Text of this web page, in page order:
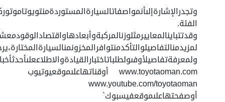
الفئة.
www.toyotaoman.com أوقناتهاعلىموقعيوتيوب
www.youtube.com/toyotaoman
أوصفحتهاعلىموقعفيسبوك`